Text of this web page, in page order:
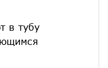
в тубу